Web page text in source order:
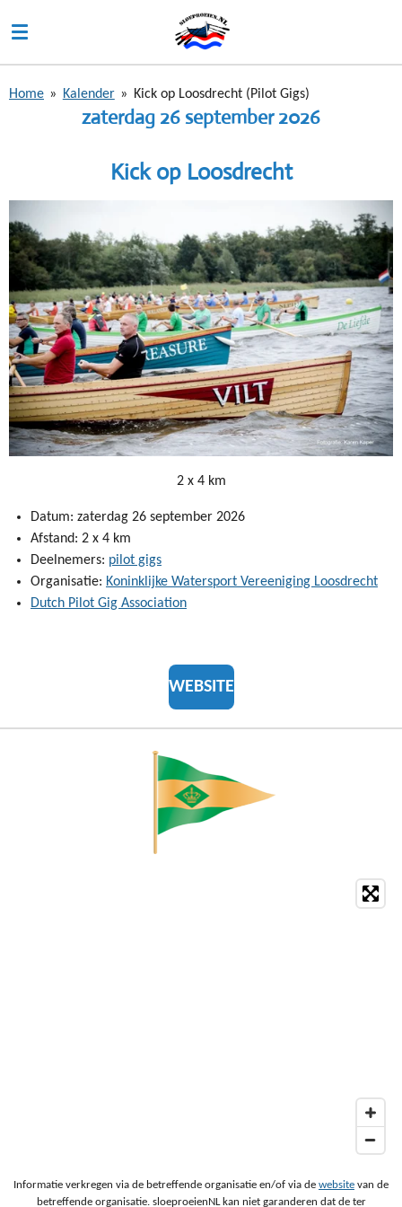
direct
naar
hoofdinhoud
Home » Kalender » Kick op Loosdrecht (Pilot Gigs)
zaterdag 26 september 2026
Kick op Loosdrecht
2 x 4 km
Datum: zaterdag 26 september 2026
Afstand: 2 x 4 km
Deelnemers: pilot gigs
Organisatie: Koninklijke Watersport Vereeniging Loosdrecht
Dutch Pilot Gig Association
WEBSITE
Informatie verkregen via de betreffende organisatie en/of via de website van de
betreffende organisatie. sloeproeienNL kan niet garanderen dat de ter